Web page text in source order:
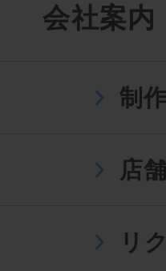
会社案内
制
店
リ